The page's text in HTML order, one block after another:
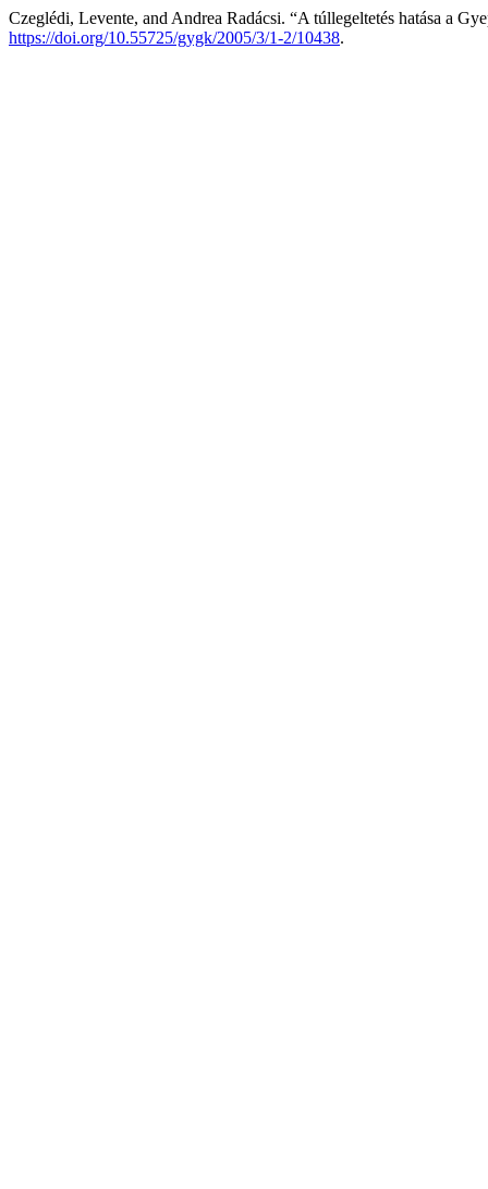
Czeglédi, Levente, and Andrea Radácsi. “A túllegeltetés hatása a
https://doi.org/10.55725/gygk/2005/3/1-2/10438.